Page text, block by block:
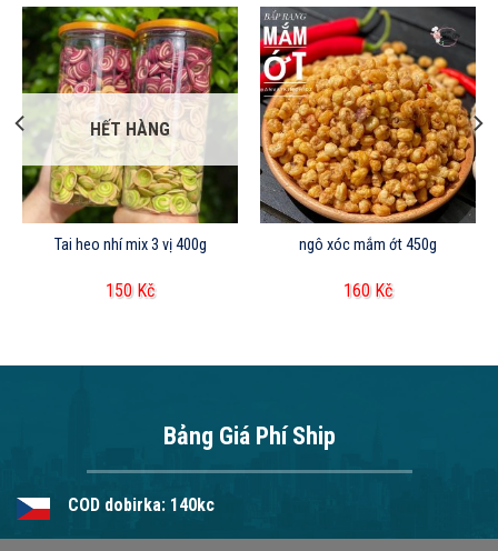
HẾT HÀNG
Tai heo nhí mix 3 vị 400g
150 Kč
ngô xóc mắm ớt 450g
160 Kč
Bảng Giá Phí Ship
COD dobirka: 140kc